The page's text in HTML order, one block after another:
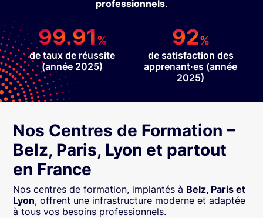
professionnels.
99.91 %
de taux de réussite
(année 2025)
92%
de satisfaction des
apprenant·es (année
2025)
Nos Centres de Formation –
Belz, Paris, Lyon et partout
en France
Nos centres de formation, implantés à Belz, Paris et
Lyon, offrent une infrastructure moderne et adaptée
à tous vos besoins professionnels.